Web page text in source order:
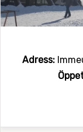
Adress: